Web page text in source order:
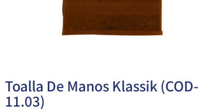
Toalla De Manos Klassik (COD-
11.03)